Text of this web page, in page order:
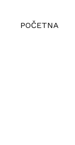
POČETNA